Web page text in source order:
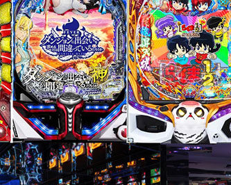
検定通過状況
ティアラ蓮田店様